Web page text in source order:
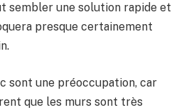
sembler une solution rapide et
presque certainement
sont une préoccupation, car
que les murs sont très